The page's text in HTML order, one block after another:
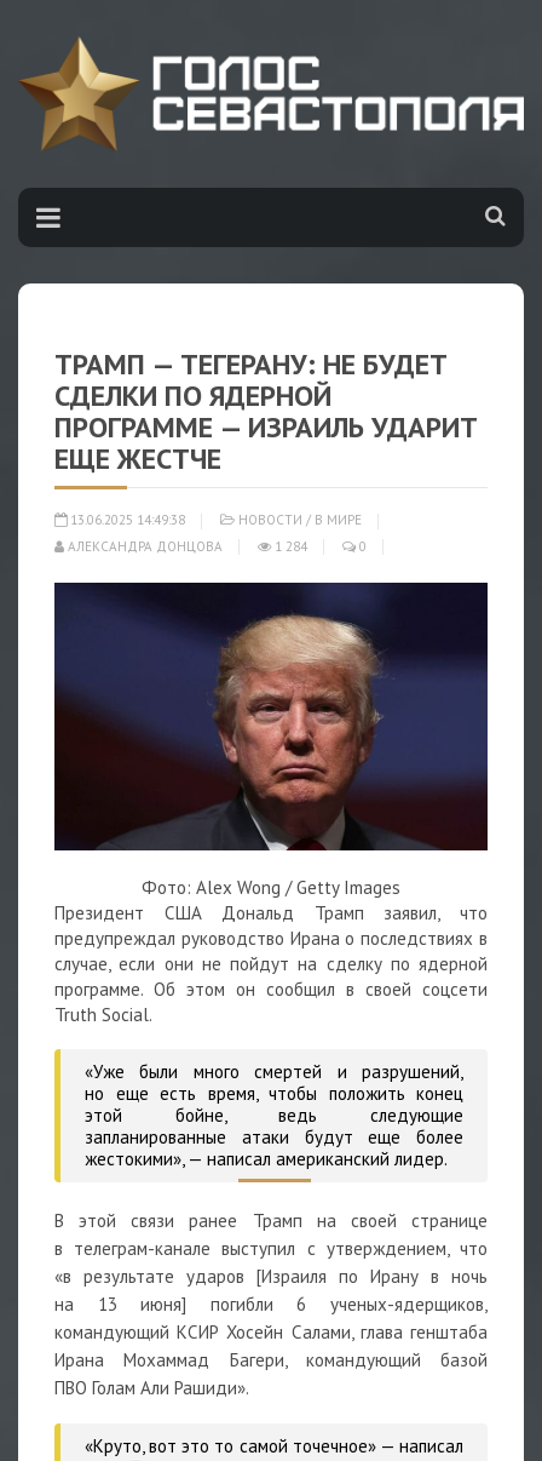
ТРАМП — ТЕГЕРАНУ: НЕ БУДЕТ
СДЕЛКИ ПО ЯДЕРНОЙ
ПРОГРАММЕ — ИЗРАИЛЬ УДАРИТ
ЕЩЕ ЖЕСТЧЕ
13.06.2025 14:49:38 НОВОСТИ / В МИРЕ
АЛЕКСАНДРА ДОНЦОВА
1 284 0
Фото: Alex Wong / Getty Images
Президент США Дональд Трамп заявил, что
предупреждал руководство Ирана о последствиях в
случае, если они не пойдут на сделку по ядерной
программе. Об этом он сообщил в своей соцсети
Truth Social.
«Уже были много смертей и разрушений,
но еще есть время, чтобы положить конец
этой бойне, ведь следующие
запланированные атаки будут еще более
жестокими», — написал американский лидер.
В этой связи ранее Трамп на своей странице
в телеграм-канале выступил с утверждением, что
«в результате ударов [Израиля по Ирану в ночь
на 13 июня] погибли 6 ученых-ядерщиков,
командующий КСИР Хосейн Салами, глава генштаба
Ирана Мохаммад Багери, командующий базой
ПВО Голам Али Рашиди».
«Круто, вот это то самой точечное» — написал